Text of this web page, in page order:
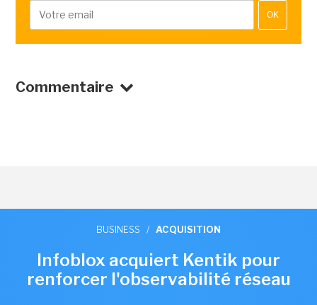
OK
Commentaire
BUSINESS / ACQUISITION
Infoblox acquiert Kentik pour
renforcer l'observabilité réseau